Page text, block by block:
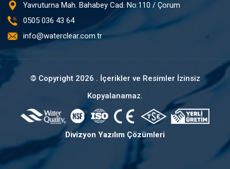
Yavruturna Mah. Bahabey Cad. No:110 / Çorum
0505 036 43 64
info@waterclear.com.tr
© Copyright 2026 . İçerikler ve Resimler İzinsiz
Kopyalanamaz.
Divizyon Yazılım Çözümleri